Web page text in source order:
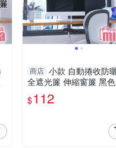
商店 小款 自動捲收防
全遮光簾 伸縮窗簾 黑
簾 吸盤固定 免釘牆【
7】
$112